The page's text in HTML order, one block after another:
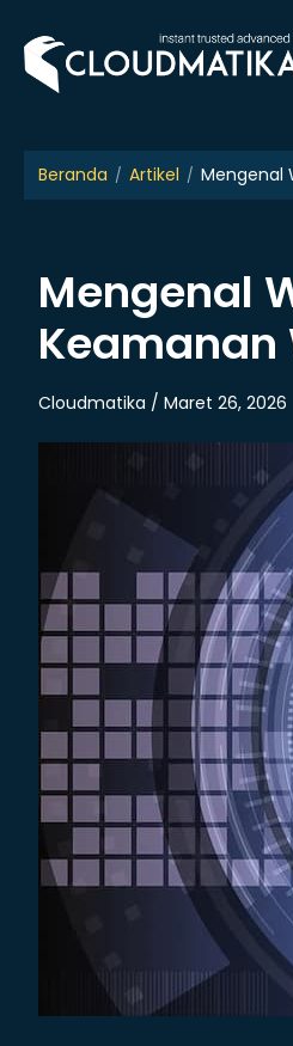
content
Beranda Artikel Mengenal
Mengenal
Keamanan
Cloudmatika / Maret 26, 2026